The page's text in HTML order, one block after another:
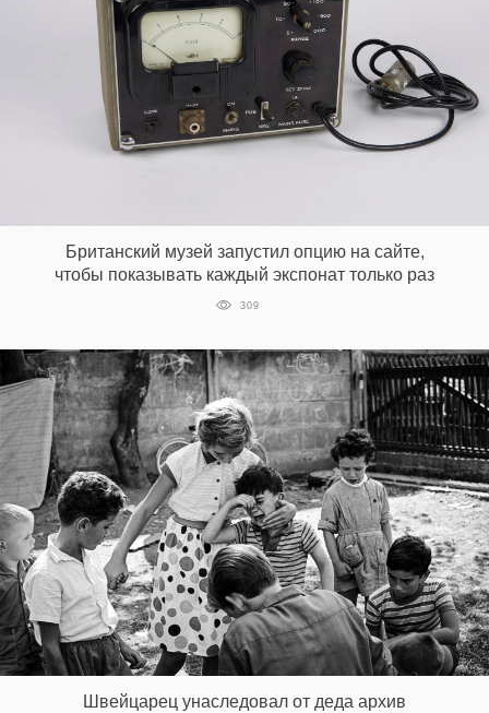
Британский музей запустил опцию на сайте,
чтобы показывать каждый экспонат только раз
309
Швейцарец унаследовал от деда архив